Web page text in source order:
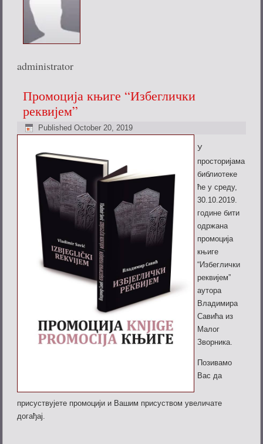
administrator
Промоција књиге “Избеглички
реквијем”
Published October 20, 2019
У
просторијама
библиотеке
ће у среду,
30.10.2019.
године бити
одржана
промоција
књиге
“Избеглички
реквијем”
аутора
Владимира
Савића из
Малог
Зворника.
Позивамо
Вас да
присуствујете промоцији и Вашим присуством увеличате
догађај.